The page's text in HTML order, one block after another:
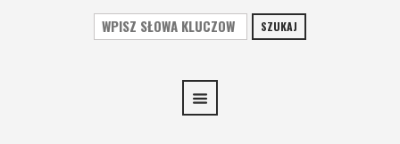
SZUKAJ